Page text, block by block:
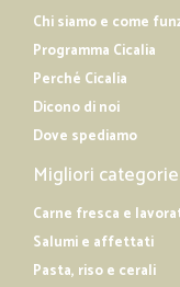
Chi siamo e come
Programma Cicalia
Perché Cicalia
Dicono di noi
Dove spediamo
Migliori categorie
Carne fresca e
Salumi e affettati
Pasta, riso e cerali